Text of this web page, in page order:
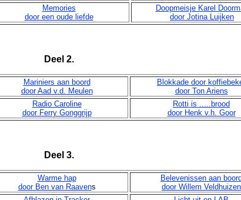
Memories
door een oude liefde
Doopmeisje Karel
door Jotina Luijken
Deel 2.
Mariniers aan boord
door Aad v.d. Meulen
Blokkade door
door Ton Ariens
Radio Caroline
door Ferry Gonggrijp
Rotti is .....brood
door Henk v.h. Goor
Deel 3.
Warme hap
door Ben van Raavens
Belevenissen aan boord
door Willem Veldhuizen